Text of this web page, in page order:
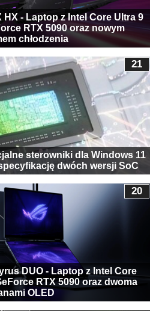
HX - Laptop z Intel Core Ultra 9
RTX 5090 oraz nowym
chłodzenia
sterowniki dla Windows 11
dwóch wersji SoC
21
DUO - Laptop z Intel Core
RTX 5090 oraz dwoma
OLED
20